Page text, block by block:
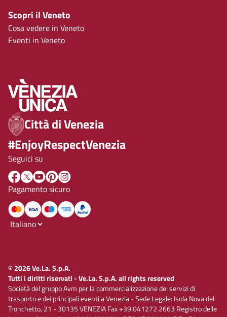
Scopri il Veneto
Cosa vedere in Veneto
Eventi in Veneto
Città di Venezia
#EnjoyRespectVenezia
Seguici su
Pagamento sicuro
© 2026 Ve.La. S.p.A.
Tutti i diritti riservati - Ve.La. S.p.A. all rights reserved
Società del gruppo Avm per la commercializzazione dei servizi di
trasporto e dei principali eventi a Venezia - Sede Legale: Isola Nova del
Tronchetto, 21 - 30135 VENEZIA Fax +39 041272.2663 Registro delle